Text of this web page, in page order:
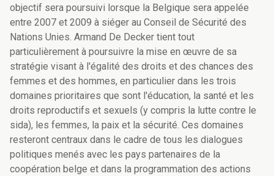
objectif sera poursuivi lorsque la Belgique sera appelée
entre 2007 et 2009 à siéger au Conseil de Sécurité des
Nations Unies. Armand De Decker tient tout
particulièrement à poursuivre la mise en œuvre de sa
stratégie visant à l'égalité des droits et des chances des
femmes et des hommes, en particulier dans les trois
domaines prioritaires que sont l'éducation, la santé et les
droits reproductifs et sexuels (y compris la lutte contre le
sida), les femmes, la paix et la sécurité. Ces domaines
resteront centraux dans le cadre de tous les dialogues
politiques menés avec les pays partenaires de la
coopération belge et dans la programmation des actions